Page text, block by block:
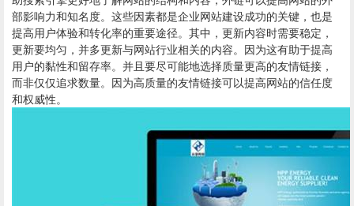
部影响力和知名度。这些因素都是企业网站建设成功的关键，也是
提高用户体验和转化率的重要途径。其中，更新内容时需要稳定，
更新要均匀，并多更新与网站行业相关的内容。因为这有助于提高
用户的黏性和留存率。并且要尽可能地选择质量更高的友情链接，
而非仅仅追求数量。因为高质量的友情链接可以提高网站的信任度
和权威性。